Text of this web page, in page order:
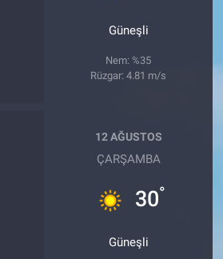
Güneşli
Nem: %35
Rüzgar: 4.81 m/s
12 AĞUSTOS
ÇARŞAMBA
30°
Güneşli